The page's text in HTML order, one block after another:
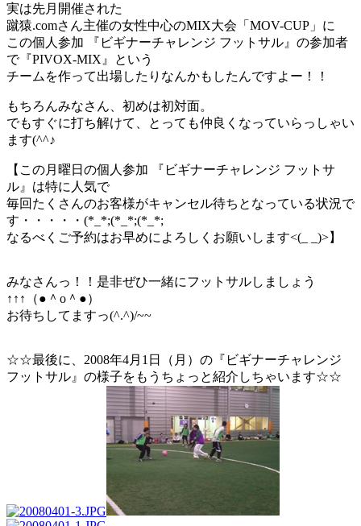
実は先月開催された
蹴猿.comさん主催の女性中心のMIX大会「MOV-CUP」に
この個人参加 『ビギナーチャレンジ フットサル』の参加者
で『PIVOX-MIX』という
チームを作って出場したりなんかもしたんですよー！！
もちろんみなさん、初めは初対面。
でもすぐに打ち解けて、とっても仲良くなっていらっしゃい
ます(^^♪
【この月曜日の個人参加 『ビギナーチャレンジ フットサ
ル』は特に人気で
毎回たくさんのお客様がキャンセル待ちとなっている状況で
す・・・・・(*_*;(*_*;(*_*;
なるべくご予約はお早めによろしくお願いします<(_ _)>】
みなさんっ！！是非ぜひ一緒にフットサルしましょう
↑↑↑（●＾o＾●）
お待ちしてますっ(^.^)/~~
☆☆最後に、2008年4月1日（月）の『ビギナーチャレンジ
フットサル』の様子をもうちょっと紹介しちゃいます☆☆